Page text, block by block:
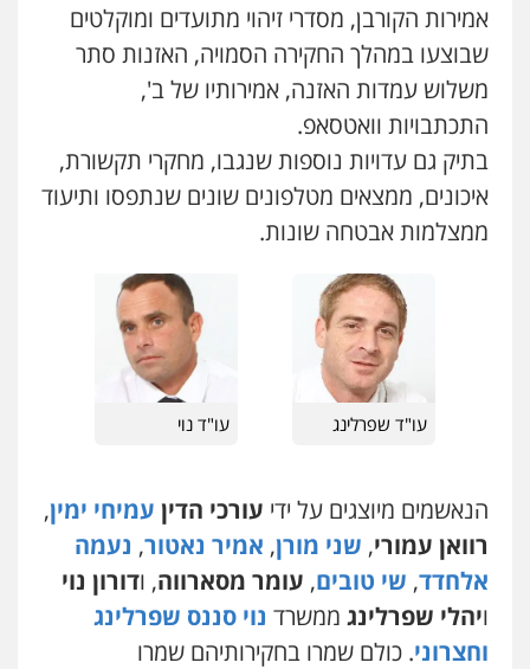
אמירות הקורבן, מסדרי זיהוי מתועדים ומוקלטים
שבוצעו במהלך החקירה הסמויה, האזנות סתר
משלוש עמדות האזנה, אמירותיו של ב',
התכתבויות וואטסאפ.
בתיק גם עדויות נוספות שנגבו, מחקרי תקשורת,
איכונים, ממצאים מטלפונים שונים שנתפסו ותיעוד
ממצלמות אבטחה שונות.
עו"ד שפרלינג עו"ד נוי
הנאשמים מיוצגים על ידי עורכי הדין עמיחי ימין,
רוואן עמורי, שני מורן, אמיר נאטור, נעמה
אלחדד, שי טובים, עומר מסארווה, ודורון נוי
ויהלי שפרלינג ממשרד נוי סננס שפרלינג
וחצרוני. כולם שמרו בחקירותיהם שמרו
עו"ד בועז קניג
פלילי
0507003001
פלילי עבירות תנועה צווארון לבן תעבורה
עורכי דין לענייני אסירים מעצרים וחקירות
0546470989
עו"ד אבי כהן
פלילי קטינים אלימות
סמים עבירות מין
0523647066
ויקי שמואל – משרד עו"ד
קורל קרוז – עורך דין פלילי
משפט פלילי
0545437431